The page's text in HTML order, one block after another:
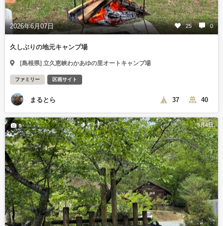
2026年6月07日 25 0
久しぶりの地元キャンプ場
[島根県] 立久恵峡わかあゆの里オートキャンプ場
ファミリー 区画サイト
まるとら 37 40
5月4日
5